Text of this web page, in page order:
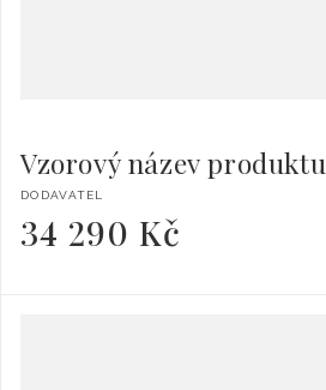
Vzorový název produktu
Dodavatel:
DODAVATEL
Běžná
cena
34 290 Kč